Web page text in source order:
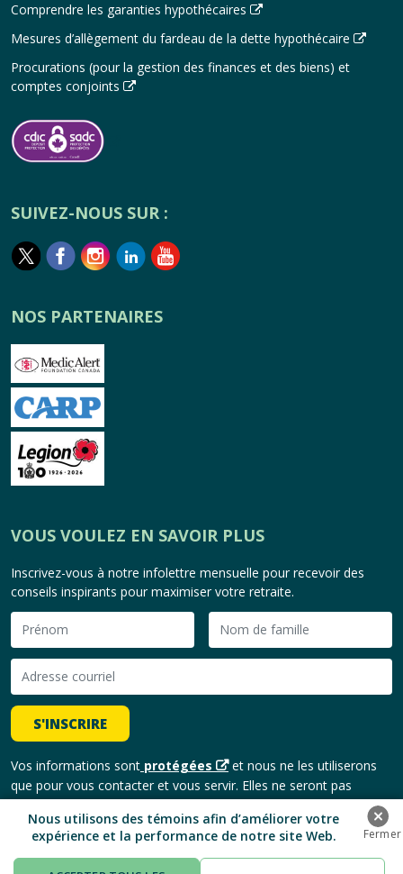
Comprendre les garanties hypothécaires
Mesures d’allègement du fardeau de la dette hypothécaire
Procurations (pour la gestion des finances et des biens) et
comptes conjoints
SUIVEZ-NOUS SUR :
NOS PARTENAIRES
VOUS VOULEZ EN SAVOIR PLUS
Inscrivez-vous à notre infolettre mensuelle pour recevoir des
conseils inspirants pour maximiser votre retraite.
S'INSCRIRE
Vos informations sont protégées
et nous ne les utiliserons
que pour vous contacter et vous servir. Elles ne seront pas
partagées avec des tiers.
Copyright © 2026, Banque HomeEquity. | Tous droits réservés.
Nous utilisons des témoins afin d’améliorer votre
expérience et la performance de notre site Web.